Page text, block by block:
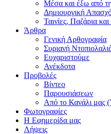
Μέσα και έξω από
Δημιουργική
Ταινίες, Παζάρια
Άρθρα
Γενική Αρθογραφία
Συριανή
Ευχαριστούμε
Ανέκδοτα
Προβολές
Βίντεο
Παρουσιάσεων
Από το Κανάλι μας
Φωτογραφίες
Η Εφημερίδα μας
Λήψεις